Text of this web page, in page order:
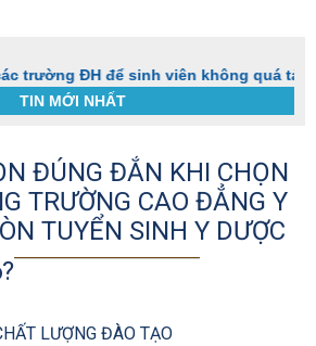
ĐH để sinh viên không quá tải với
TIN MỚI NHẤT
ĐÚNG ĐẮN KHI CHỌN
TRƯỜNG CAO ĐẲNG Y
TUYỂN SINH Y DƯỢC
LƯỢNG ĐÀO TẠO